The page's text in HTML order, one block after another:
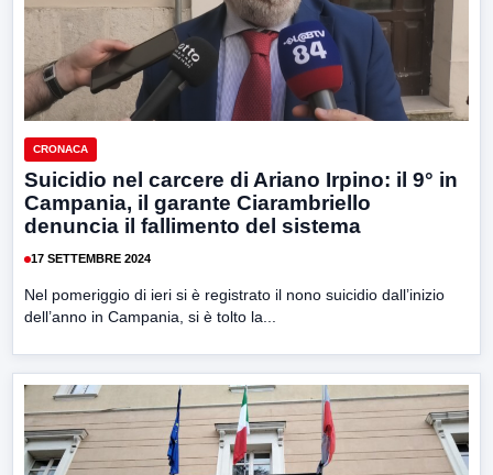
CRONACA
Suicidio nel carcere di Ariano Irpino: il 9° in
Campania, il garante Ciarambriello
denuncia il fallimento del sistema
17 SETTEMBRE 2024
Nel pomeriggio di ieri si è registrato il nono suicidio dall’inizio
dell’anno in Campania, si è tolto la...